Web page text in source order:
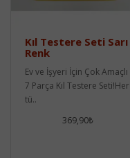
Kıl Testere Seti Sarı
Renk
Ev ve İşyeri İçin Çok Amaçlı
7 Parça Kıl Testere Seti!Her
tü..
369,90₺